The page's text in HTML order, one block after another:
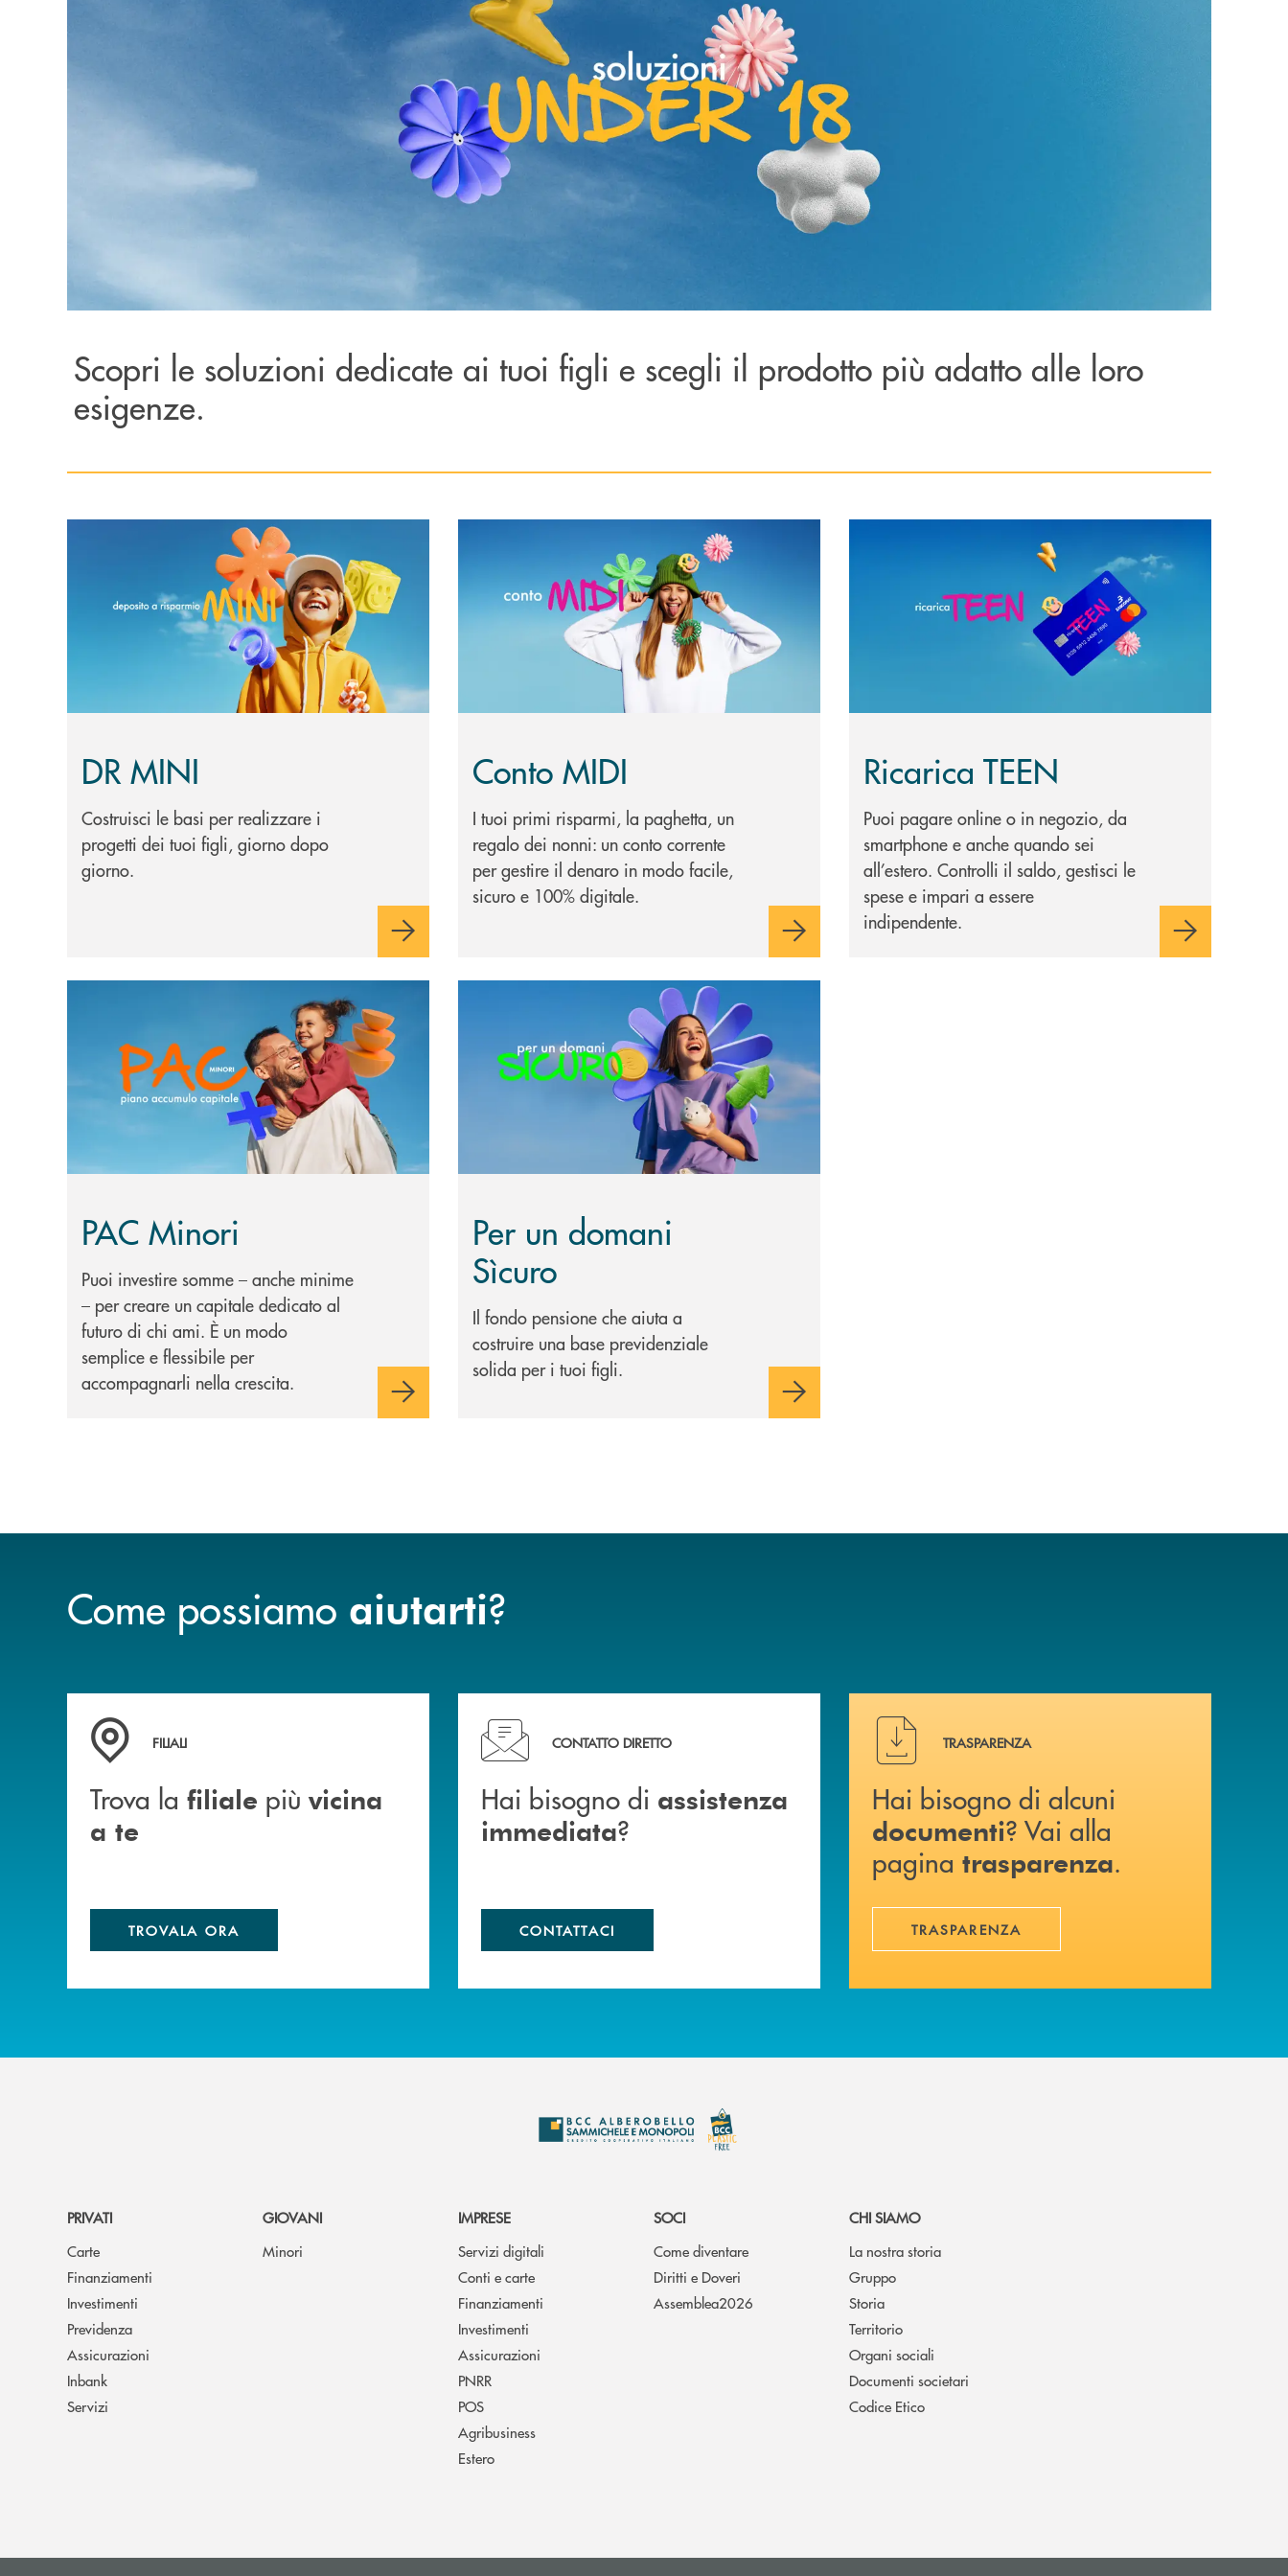
Scopri le soluzioni dedicate ai tuoi figli e scegli il prodotto più adatto alle loro
esigenze.
DR MINI
Costruisci le basi per realizzare i
progetti dei tuoi figli, giorno dopo
giorno.
Conto MIDI
I tuoi primi risparmi, la paghetta, un
regalo dei nonni: un conto corrente
per gestire il denaro in modo facile,
sicuro e 100% digitale.
Ricarica TEEN
Puoi pagare online o in negozio, da
smartphone e anche quando sei
all’estero. Controlli il saldo, gestisci le
spese e impari a essere
indipendente.
PAC Minori
Puoi investire somme – anche minime
– per creare un capitale dedicato al
futuro di chi ami. È un modo
semplice e flessibile per
accompagnarli nella crescita.
Scopri di più Per un domani Sìcuro
Per un domani
Sìcuro
Il fondo pensione che aiuta a
costruire una base previdenziale
solida per i tuoi figli.
Come possiamo aiutarti?
Trova la filiale più vicina a te
FILIALI
Trova la filiale più vicina
a te
TROVALA ORA
Hai bisogno di assistenza immediata ?
CONTATTO DIRETTO
Hai bisogno di assistenza
immediata?
CONTATTACI
Hai bisogno di alcuni documenti ? Vai alla pagina
TRASPARENZA
Hai bisogno di alcuni
documenti? Vai alla
pagina trasparenza.
TRASPARENZA
PRIVATI
Carte
Finanziamenti
Investimenti
Previdenza
Assicurazioni
Inbank
Servizi
GIOVANI
Minori
IMPRESE
Servizi digitali
Conti e carte
Finanziamenti
Investimenti
Assicurazioni
PNRR
POS
Agribusiness
Estero
SOCI
Come diventare
Diritti e Doveri
Assemblea2026
CHI SIAMO
La nostra storia
Gruppo
Storia
Territorio
Organi sociali
Documenti societari
Codice Etico